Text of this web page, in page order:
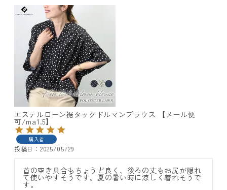
会員ステージ特典プログラムについて
ご利用ガイド
エステルローン裾タックドルマンブラウス 【メール便
可/ma1.5】
購入者
投稿日 2025/05/29
首の空き具合もちょうど良く、後ろの丈もお尻が隠れ
て使いやすそうです。夏の暑い時に涼しく着れそうで
す。